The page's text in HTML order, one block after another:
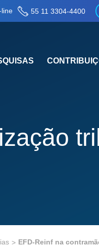
55 11 3304-4400
EFD-Reinf na